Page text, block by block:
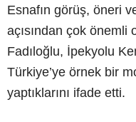
Esnafın görüş, öneri
açısından çok
Fadıloğlu, İpekyolu
Türkiye’ye örnek bir
yaptıklarını ifade etti.